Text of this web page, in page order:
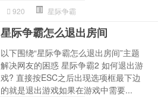
920 星际争霸
星际争霸怎么退出房间
以下围绕“星际争霸怎么退出房间”主题
解决网友的困惑 星际争霸2 如何退出游
戏? 直接按ESC之后出现选项框最下边
的就是退出游戏如果在游戏中需要...